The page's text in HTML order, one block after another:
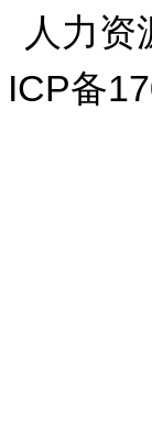
人力
ICP备